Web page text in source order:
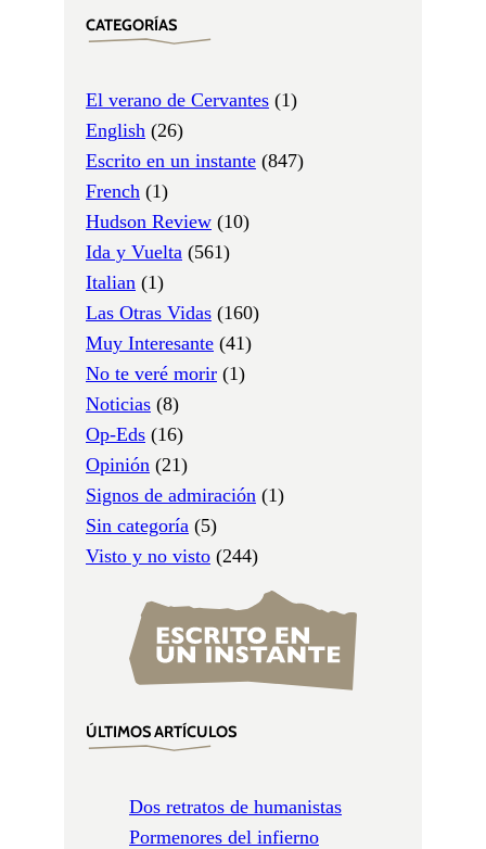
CATEGORÍAS
El verano de Cervantes (1)
English (26)
Escrito en un instante (847)
French (1)
Hudson Review (10)
Ida y Vuelta (561)
Italian (1)
Las Otras Vidas (160)
Muy Interesante (41)
No te veré morir (1)
Noticias (8)
Op-Eds (16)
Opinión (21)
Signos de admiración (1)
Sin categoría (5)
Visto y no visto (244)
ÚLTIMOS ARTÍCULOS
Dos retratos de humanistas
Pormenores del infierno